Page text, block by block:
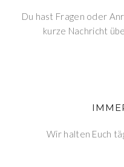
Du hast Fragen oder
kurze Nachricht
Wir halten Euch